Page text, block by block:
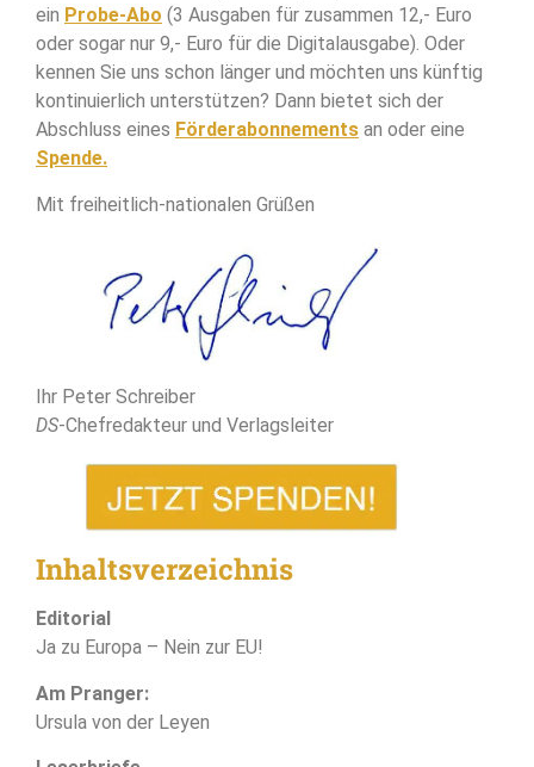
ein Probe-Abo (3 Ausgaben für zusammen 12,- Euro
oder sogar nur 9,- Euro für die Digitalausgabe). Oder
kennen Sie uns schon länger und möchten uns künftig
kontinuierlich unterstützen? Dann bietet sich der
Abschluss eines Förderabonnements an oder eine
Spende.
Mit freiheitlich-nationalen Grüßen
Ihr Peter Schreiber
DS-Chefredakteur und Verlagsleiter
Inhaltsverzeichnis
Editorial
Ja zu Europa – Nein zur EU!
Am Pranger:
Ursula von der Leyen